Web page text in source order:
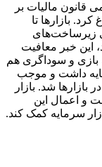
قانون مالیات بر
بازارها تا
زیرساخت‌های
این خبر معافیت
بازی و سوداگری هم
داشت و موجب
شد. بازار
و اعمال این
سرمایه کمک کند.